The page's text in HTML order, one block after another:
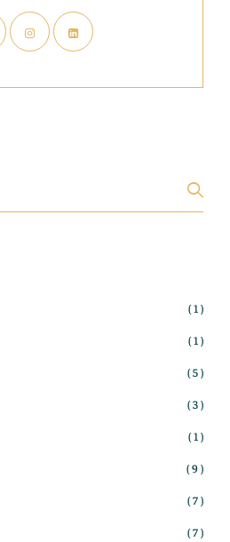
( 1 )
( 1 )
( 5 )
( 3 )
( 1 )
( 9 )
( 7 )
( 7 )